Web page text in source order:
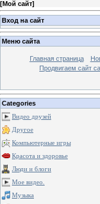
[Мой сайт]
Вход на сайт
Меню сайта
Главная страница
Продвигаем сайт
Categories
Видео друзей
Другое
Компьютерные игры
Красота и здоровье
Люди и блоги
Мое видео.
Музыка